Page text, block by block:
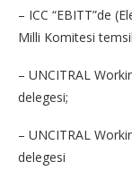
– ICC “EBITT”de
Milli Komitesi
– UNCITRAL
delegesi;
– UNCITRAL
delegesi